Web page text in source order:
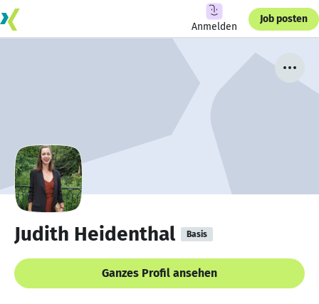
Anmelden
Job posten
Judith Heidenthal Basis
Ganzes Profil ansehen